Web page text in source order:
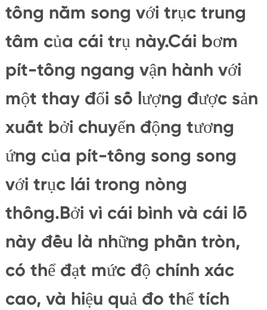
tông nằm song với trục trung
tâm của cái trụ này.Cái bơm
pít-tông ngang vận hành với
một thay đổi số lượng được sản
xuất bởi chuyển động tương
ứng của pít-tông song song
với trục lái trong nòng
thông.Bởi vì cái bình và cái lỗ
này đều là những phần tròn,
có thể đạt mức độ chính xác
cao, và hiệu quả đo thể tích